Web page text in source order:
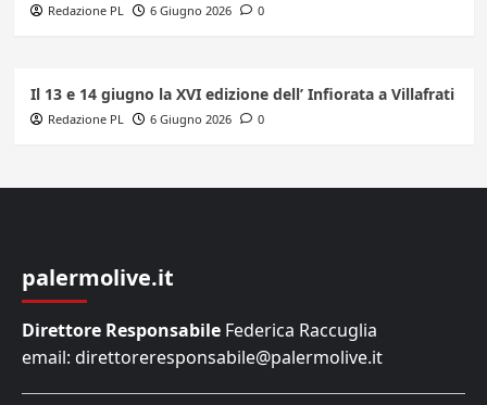
Redazione PL 6 Giugno 2026 0
Il 13 e 14 giugno la XVI edizione dell’ Infiorata a Villafrati
Redazione PL 6 Giugno 2026 0
palermolive.it
Direttore Responsabile Federica Raccuglia
email: direttoreresponsabile@palermolive.it